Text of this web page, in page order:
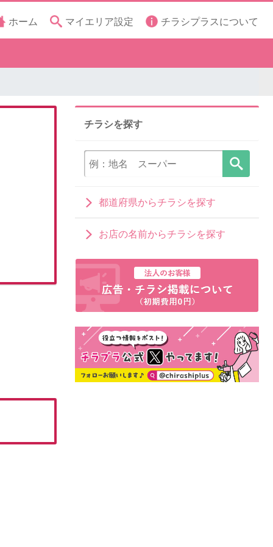
ホーム マイエリア設定 チラシプラスについて
チラシを探す
都道府県からチラシを探す
お店の名前からチラシを探す